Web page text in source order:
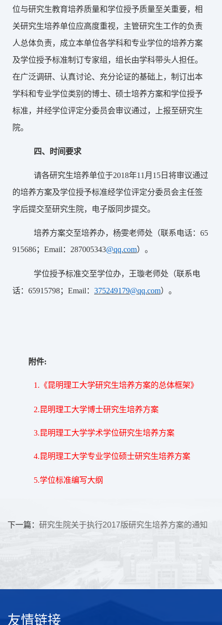
位与研究生教育培养质量和学位授予质量至关重要，相
关研究生培养单位应高度重视，主管研究生工作的负责
人总体负责，成立本单位各学科和专业学位的培养方案
及学位授予标准制订专家组，组长由学科带头人担任。
在广泛调研、认真讨论、充分论证的基础上，制订出本
学科和专业学位类别的博士、硕士培养方案和学位授予
标准，并经学位评定分委员会审议通过，上报至研究生
院。
四、 时间要求
请各研究生培养单位于2018年11月15日将审议通过
的培养方案及学位授予标准经学位评定分委员会主任签
字后提交至研究生院，电子版同步提交。
培养方案交至培养办，杨雯老师处（联系电话：65
915686；Email： 287005343@qq.com）。
学位授予标准交至学位办，王璇老师处（联系电
话：65915798；Email： 375249179@qq.com）。
附件:
1.《昆明理工大学研究生培养方案的总体框架》
2.昆明理工大学博士研究生培养方案
3.昆明理工大学学术学位研究生培养方案
4.昆明理工大学专业学位硕士研究生培养方案
5.学位标准编写大纲
下一篇： 研究生院关于执行2017版研究生培养方案的通知
友情链接